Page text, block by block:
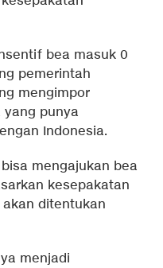
bea masuk 0
pemerintah
mengimpor
punya
Indonesia.
mengajukan bea
kesepakatan
ditentukan
menjadi